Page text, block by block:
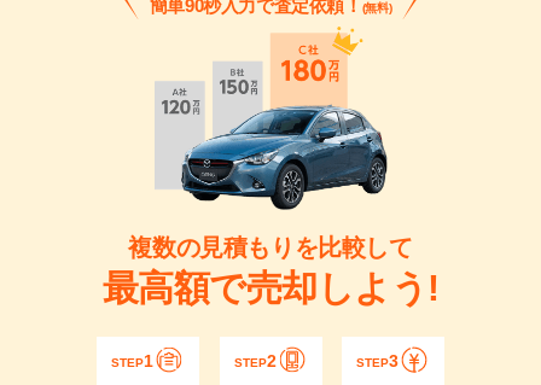
簡単90秒入力で査定依頼！ (無料)
複数の見積もりを比較して
最高額で売却しよう!
STEP1 STEP2 STEP3